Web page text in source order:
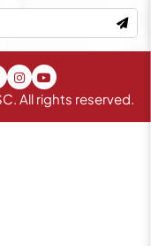
All rights reserved.